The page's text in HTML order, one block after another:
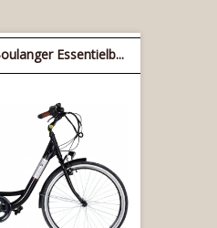
Essentielb...